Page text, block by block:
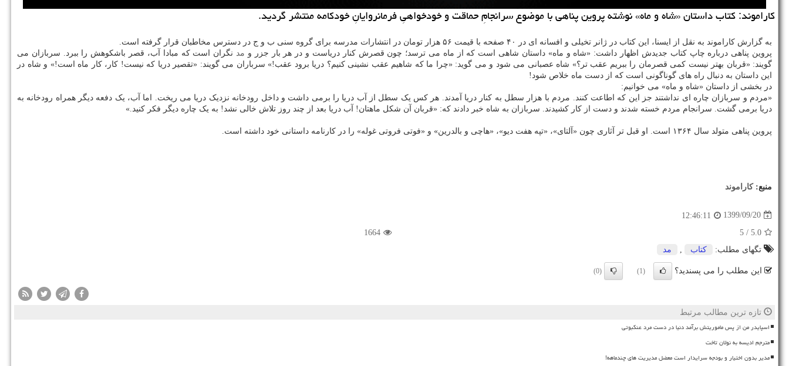
کاراموند: کتاب داستان «شاه و ماه» نوشته پروین پناهی با موضوع سرانجامِ حماقت و خودخواهیِ فرمانروایانِ خودکامه منتشر گردید.
به گزارش کاراموند به نقل از ایسنا، این کتاب در ژانر تخیلی و افسانه ای در ۴۰ صفحه با قیمت ۵۶ هزار تومان در انتشارات مدرسه برای گروه سنی ب و ج در دسترس مخاطبان قرار گرفته است.
پروین پناهی درباره چاپ کتاب جدیدش اظهار داشت: «شاه و ماه» داستان شاهی است که از ماه می ترسد؛ چون قصرش کنار دریاست و در هر بار جزر و مد نگران است که مبادا آب، قصر باشکوهش را ببرد. سربازان می
گویند: «قربان بهتر نیست کمی قصرمان را ببریم عقب تر؟» شاه عصبانی می شود و می گوید: «چرا ما که شاهیم عقب نشینی کنیم؟ دریا برود عقب!» سرباران می گویند: «تقصیر دریا که نیست! کار، کار ماه است!» و شاه در
این داستان به دنبال راه های گوناگونی است که از دست ماه خلاص شود!
در بخشی از داستان «شاه و ماه» می خوانیم:
«مردم و سربازان چاره ای نداشتند جز این که اطاعت کنند. مردم با هزار سطل به کنار دریا آمدند. هر کس یک سطل از آب دریا را برمی داشت و داخل رودخانه نزدیک دریا می ریخت. اما آب، یک دفعه دیگر همراه رودخانه به
دریا برمی گشت. سرانجام مردم خسته شدند و دست از کار کشیدند. سربازان به شاه خبر دادند که: «قربان آن شکل ماهتان! آب دریا بعد از چند روز تلاش خالی نشد! به یک چاره دیگر فکر کنید.»
پروین پناهی متولد سال ۱۳۶۴ است. او قبل تر آثاری چون «آلتای»، «تپه هفت دیو»، «هاچی و بالدرین» و «فوتی فروتی غوله» را در کارنامه داستانی خود داشته است.
منبع:كاراموند
1399/09/20
12:46:11
5.0
/ 5
1664
تگهای مطلب:
كتاب مد
این مطلب را می پسندید؟ (1)
(0)
تازه ترین مطالب مرتبط
اسپایدر من از پس ماموریتش برآمد دنیا در دست مرد عنکبوتی
مترجم ادیسه به نولان تاخت
مدیر بدون اختیار و بودجه سرایدار است معضل مدیریت های چندماهه!